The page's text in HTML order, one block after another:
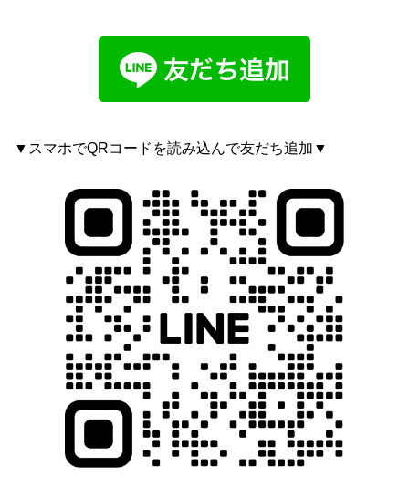
▼スマホでQRコードを読み込んで友だち追加▼